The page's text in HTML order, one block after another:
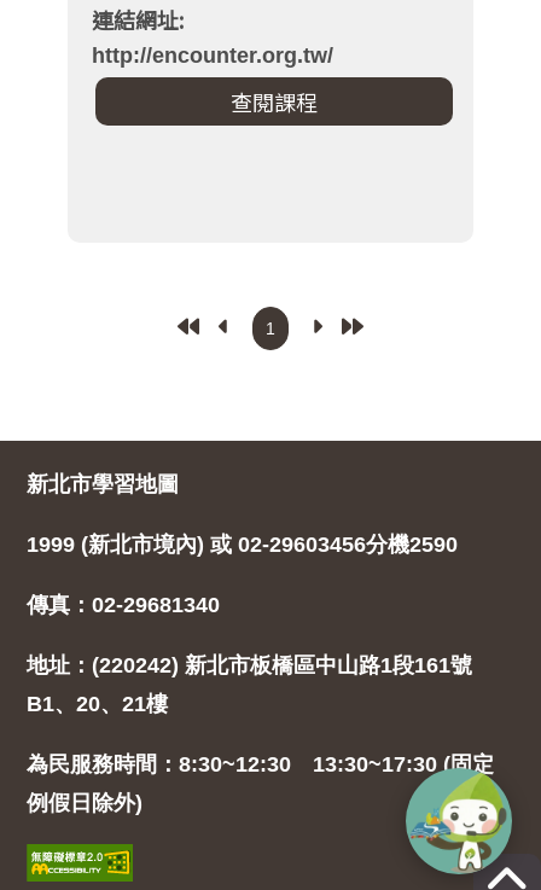
連結網址:
http://encounter.org.tw/
新北市學習地圖
1999 (新北市境內) 或 02-29603456分機2590
傳真：02-29681340
地址：(220242) 新北市板橋區中山路1段161號
B1、20、21樓
為民服務時間：8:30~12:30 13:30~17:30 (固定
例假日除外)